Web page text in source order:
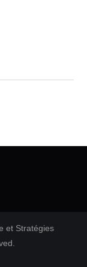
et Stratégies